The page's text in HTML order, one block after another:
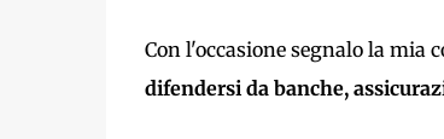
Con l'occasione segnalo la mia
difendersi da banche,